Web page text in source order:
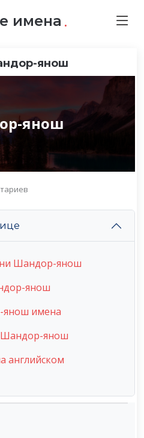
имена .
янош
янош
Шандор-янош
янош
имена
Шандор-янош
английском